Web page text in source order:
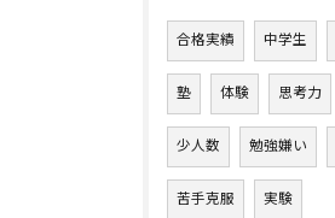
合格実績 中学生
塾 体験 思考力
少人数 勉強嫌い
苦手克服 実験